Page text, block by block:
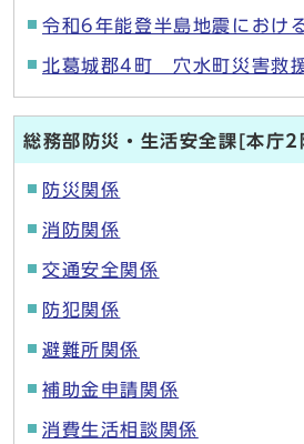
令和6年能登半島地震におけ
北葛城郡4町 穴水町災害救
総務部防災・生活安全課[本庁2
防災関係
消防関係
交通安全関係
防犯関係
避難所関係
補助金申請関係
消費生活相談関係